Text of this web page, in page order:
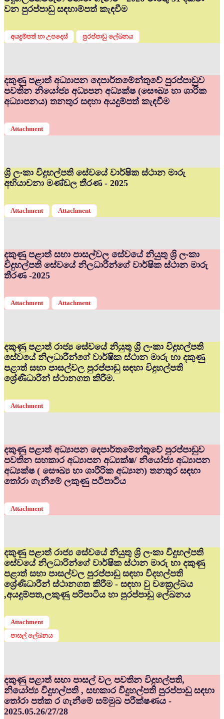
වන පුරප්පාඩු සඳහාම්පත් කැඳවීම
අයදුම්පත් හා උපදෙස් පුරප්පාඩු ලේඛනය
දකුණු පළාත් අධ්‍යාපන දෙපාර්තමේන්තුවේ පුරප්පාඩුව
පවතින නියෝජ්‍ය අධ්‍යපන අධ්‍යක්ෂ (සෞඛ්‍ය හා ශාරික
අධ්‍යාපනය) තනතුර සඳහා අයදුම්පත් කැඳවීම
Attachment
ශ්‍රි ලංකා විදුහල්පති සේවයේ වාර්ෂික ස්ථාන මාරු
අභියාචනා මණ්ඩල තීරණ - 2025
Attachment Attachment
දකුණු පළාත් සභා පාසල්වල සේවයේ නියුතු ශ්‍රි ලංකා
විදුහල්පති සේවයේ නිලධාරීන්ගේ වාර්ෂික ස්ථාන මාරු
තීරණ -2025
Attachment Attachment
දකුණු පළාත් රාජ්‍ය සේවයේ නියුතු ශ්‍රි ලංකා විදුහල්පති
සේවයේ නිලධාරීන්ගේ වාර්ෂික ස්ථාන මාරු හා දකුණු
පළාත් සභා පාසල්වල පුරප්පාඩු සඳහා විදුහල්පති
ශ්‍රේණිධාරීන් ස්ථානගත කිරීම.
Attachment
දකුණු පළාත් අධ්‍යාපන දෙපාර්තමේන්තුවේ පුරප්පාඩුව
පවතින සහකාර අධ්‍යාපන අධ්‍යක්ෂ/ නියෝජ්‍ය අධ්‍යාපන
අධ්‍යක්ෂ ( සෞඛ්‍ය හා ශාරීරික අධ්‍යාන) තනතුර සඳහා
තෝරා ගැනීමේ ලකුණු පටිපාටිය
Attachment
දකුණු පළාත් රාජ්‍ය සේවයේ නියුතු ශ්‍රි ලංකා විදුහල්පති
සේවයේ නිලධාරින්ගේ වාර්ෂික ස්ථාන මාරු හා දකුණු
පළාත් සභා පාසල්වල පුරප්පාඩු සඳහා විදහල්පති
ශ්‍රේණිධාරීන් ස්ථානගත කිරීම - සඳහා වු චක්‍රෙල්ඛය
,අයදුම්පත,ලකුණු පරිපාටිය හා පුරප්පාඩු ලේඛනය
Attachment
පාසල් ලේඛනය
දකුණු පළාත් සභා පාසල් වල පවතින විදුහල්පති,
නියෝජ්‍ය විදුහල්පති , සහකාර විදුහල්පති පුරප්පාඩු සඳහා
තෝරා පත්ක ර ගැනීමේ සම්මුඛ පරීක්ෂණය -
2025.05.26/27/28